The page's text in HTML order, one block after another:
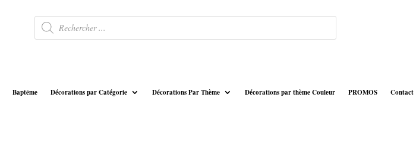
Recherche
de
produits
Baptême Décorations par Catégorie Décorations Par Thème Décorations par thème Couleur PROMOS Contact